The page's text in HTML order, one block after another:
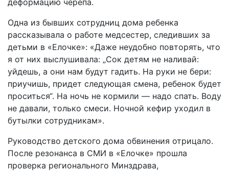
деформацию черепа.
Одна из бывших сотрудниц дома ребенка
рассказывала о работе медсестер, следивших за
детьми в «Елочке»: «Даже неудобно повторять, что
я от них выслушивала: „Сок детям не наливай:
уйдешь, а они нам будут гадить. На руки не бери:
приучишь, придет следующая смена, ребенок будет
проситься“. На ночь не кормили — надо спать. Воду
не давали, только смеси. Ночной кефир уходил в
бутылки сотрудникам».
Руководство детского дома обвинения отрицало.
После резонанса в СМИ в «Елочке» прошла
проверка регионального Минздрава,